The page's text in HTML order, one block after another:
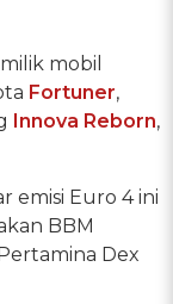
mobil
Fortuner,
Innova Reborn,
emisi Euro 4 ini
BBM
Dex